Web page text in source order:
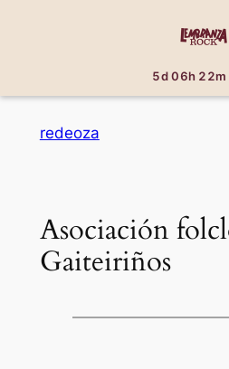
redeoza
Asociación
Gaiteiriños
5d 06h 22m